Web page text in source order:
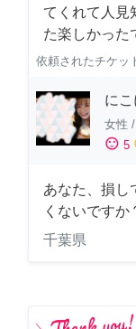
てくれて人見
た楽しかった
依頼されたチケッ
に
女性 /
sentiment_satisfied 5
あなた、損し
くないですか
千葉県